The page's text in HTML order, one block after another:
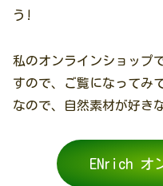
う!
私のオンラインショップ
すので、ご覧になってみ
なので、自然素材が好き
ENrich オ